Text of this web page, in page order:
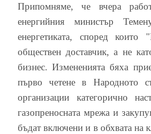
Припомняме, че вчера
енергийния министър
енергетиката, според
обществен доставчик, а не
бизнес. Измененията бяха
първо четене в Народното
организации категорично
газопреносната мрежа и
бъдат включени и в обхвата на